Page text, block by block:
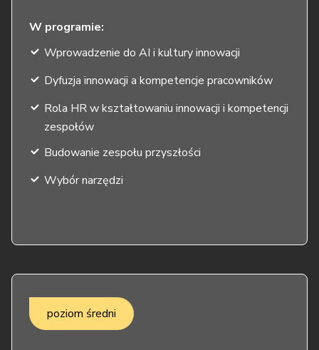
W programie:
Wprowadzenie do AI i kultury innowacji
Dyfuzja innowacji a kompetencje pracowników
Rola HR w kształtowaniu innowacji i kompetencji
zespołów
Budowanie zespołu przyszłości
Wybór narzędzi
poziom średni